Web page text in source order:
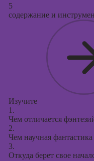
5
содержание и
Изучите
1.
Чем отличается
2.
Чем научная фантастика
3.
Откуда берет свое